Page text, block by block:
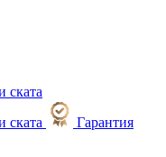
Гарантия